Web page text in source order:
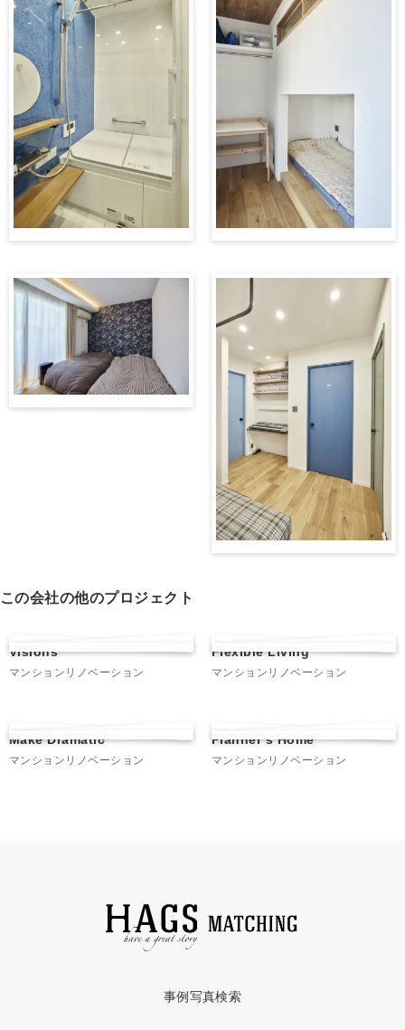
この会社の他のプロジェクト
Visions
マンションリノベーション
Flexible Living
マンションリノベーション
Make Dramatic
マンションリノベーション
Planner’s Home
マンションリノベーション
事例写真検索